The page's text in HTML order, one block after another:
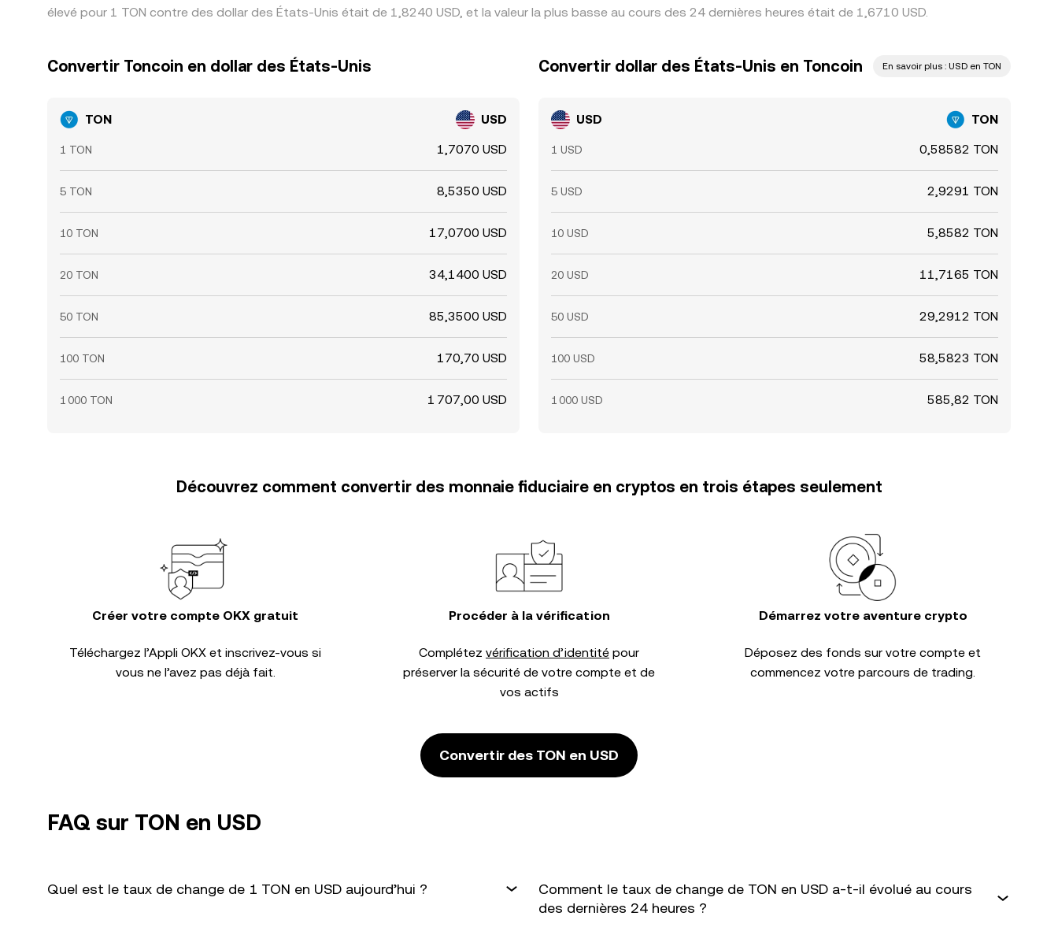
élevé pour 1 TON contre des dollar des États-Unis était de 1,8240 USD, et la valeur la plus basse au cours des 24 dernières heures était de 1,6710 USD.
Convertir Toncoin en dollar des États-Unis
TON USD
1 TON 1,7070 USD
5 TON 8,5350 USD
10 TON 17,0700 USD
20 TON 34,1400 USD
50 TON 85,3500 USD
100 TON 170,70 USD
1 000 TON 1 707,00 USD
Convertir dollar des États-Unis en Toncoin En savoir plus : USD en TON
USD TON
1 USD 0,58582 TON
5 USD 2,9291 TON
10 USD 5,8582 TON
20 USD 11,7165 TON
50 USD 29,2912 TON
100 USD 58,5823 TON
1 000 USD 585,82 TON
Découvrez comment convertir des monnaie fiduciaire en cryptos en trois étapes seulement
Créer votre compte OKX gratuit
Téléchargez l’Appli OKX et inscrivez-vous si
vous ne l’avez pas déjà fait.
Procéder à la vérification
Complétez vérification d’identité pour
préserver la sécurité de votre compte et de
vos actifs
Démarrez votre aventure crypto
Déposez des fonds sur votre compte et
commencez votre parcours de trading.
Convertir des TON en USD
FAQ sur TON en USD
Quel est le taux de change de 1 TON en USD aujourd’hui ?
Comment le taux de change de TON en USD a-t-il évolué au cours
des dernières 24 heures ?